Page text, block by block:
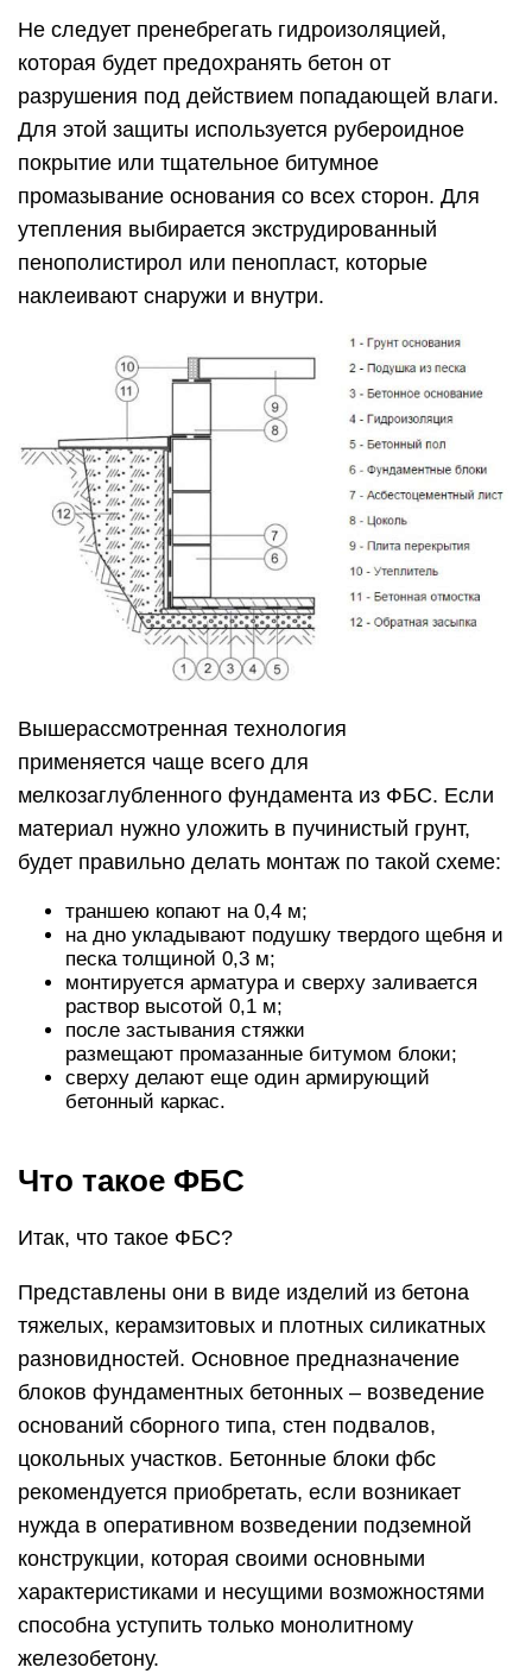
Не следует пренебрегать гидроизоляцией,
которая будет предохранять бетон от
разрушения под действием попадающей влаги.
Для этой защиты используется рубероидное
покрытие или тщательное битумное
промазывание основания со всех сторон. Для
утепления выбирается экструдированный
пенополистирол или пенопласт, которые
наклеивают снаружи и внутри.
Вышерассмотренная технология
применяется чаще всего для
мелкозаглубленного фундамента из ФБС. Если
материал нужно уложить в пучинистый грунт,
будет правильно делать монтаж по такой схеме:
траншею копают на 0,4 м;
на дно укладывают подушку твердого щебня и
песка толщиной 0,3 м;
монтируется арматура и сверху заливается
раствор высотой 0,1 м;
после застывания стяжки
размещают промазанные битумом блоки;
сверху делают еще один армирующий
бетонный каркас.
Что такое ФБС
Итак, что такое ФБС?
Представлены они в виде изделий из бетона
тяжелых, керамзитовых и плотных силикатных
разновидностей. Основное предназначение
блоков фундаментных бетонных – возведение
оснований сборного типа, стен подвалов,
цокольных участков. Бетонные блоки фбс
рекомендуется приобретать, если возникает
нужда в оперативном возведении подземной
конструкции, которая своими основными
характеристиками и несущими возможностями
способна уступить только монолитному
железобетону.